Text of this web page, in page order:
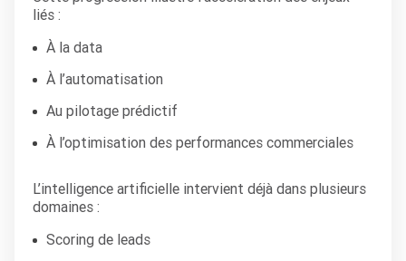
liés :
À la data
À l’automatisation
Au pilotage prédictif
À l’optimisation des performances commerciales
L’intelligence artificielle intervient déjà dans plusieurs
domaines :
Scoring de leads